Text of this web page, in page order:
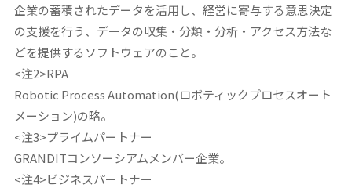
企業の蓄積されたデータを活用し、経営に寄与する意思決定
の支援を行う、データの収集・分類・分析・アクセス方法な
どを提供するソフトウェアのこと。
<注2>RPA
Robotic Process Automation(ロボティックプロセスオート
メーション)の略。
<注3>プライムパートナー
GRANDITコンソーシアムメンバー企業。
<注4>ビジネスパートナー